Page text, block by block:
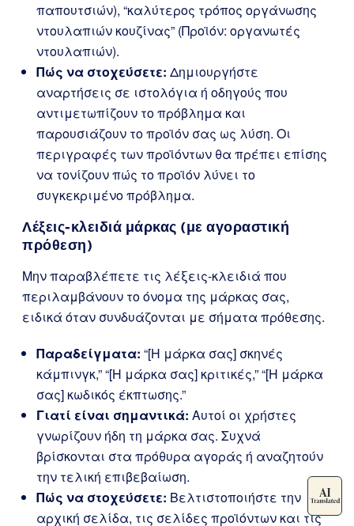
παπουτσιών), “καλύτερος τρόπος οργάνωσης
ντουλαπιών κουζίνας” (Προϊόν: οργανωτές
ντουλαπιών).
Πώς να στοχεύσετε: Δημιουργήστε
αναρτήσεις σε ιστολόγια ή οδηγούς που
αντιμετωπίζουν το πρόβλημα και
παρουσιάζουν το προϊόν σας ως λύση. Οι
περιγραφές των προϊόντων θα πρέπει επίσης
να τονίζουν πώς το προϊόν λύνει το
συγκεκριμένο πρόβλημα.
Λέξεις-κλειδιά μάρκας (με αγοραστική
πρόθεση)
Μην παραβλέπετε τις λέξεις-κλειδιά που
περιλαμβάνουν το όνομα της μάρκας σας,
ειδικά όταν συνδυάζονται με σήματα πρόθεσης.
Παραδείγματα: “[Η μάρκα σας] σκηνές
κάμπινγκ,” “[Η μάρκα σας] κριτικές,” “[Η μάρκα
σας] κωδικός έκπτωσης.”
Γιατί είναι σημαντικά: Αυτοί οι χρήστες
γνωρίζουν ήδη τη μάρκα σας. Συχνά
βρίσκονται στα πρόθυρα αγοράς ή αναζητούν
την τελική επιβεβαίωση.
Πώς να στοχεύσετε: Βελτιστοποιήστε την
αρχική σελίδα, τις σελίδες προϊόντων και τις